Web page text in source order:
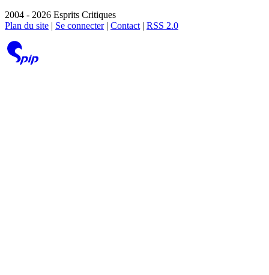
2004 - 2026 Esprits Critiques
Plan du site | Se connecter| Contact | RSS 2.0